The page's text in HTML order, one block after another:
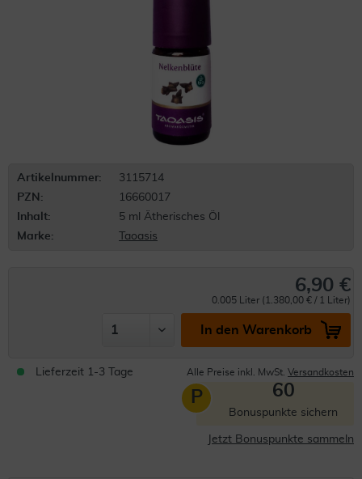
Artikelnummer:
3115714
PZN:
16660017
Inhalt:
5 ml Ätherisches Öl
Marke:
Taoasis
6,90 €
0.005 Liter (1.380,00 € / 1 Liter)
In den Warenkorb
Lieferzeit 1-3 Tage Alle Preise inkl. MwSt. Versandkosten
P 60
Bonuspunkte sichern
Jetzt Bonuspunkte sammeln